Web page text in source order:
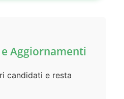
Aggiornamenti
candidati e resta